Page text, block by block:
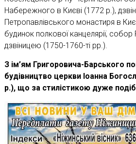
Набережного в Києві (1772 р.),
Петропавлівського монастиря в
будинок полкової канцелярії, собор
дзвіницею (1750-1760-ті рр.).
З ім’ям Григоровича-Барського
будівництво церкви Іоанна
р.), що за стилістикою дуже